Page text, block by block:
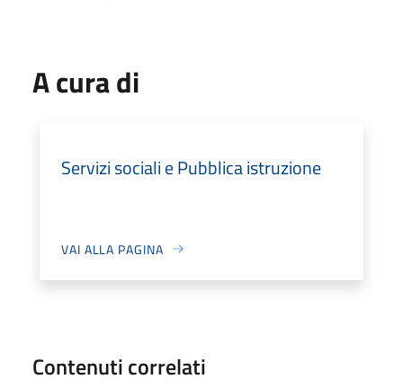
A cura di
Servizi sociali e Pubblica istruzione
VAI ALLA PAGINA
Contenuti correlati